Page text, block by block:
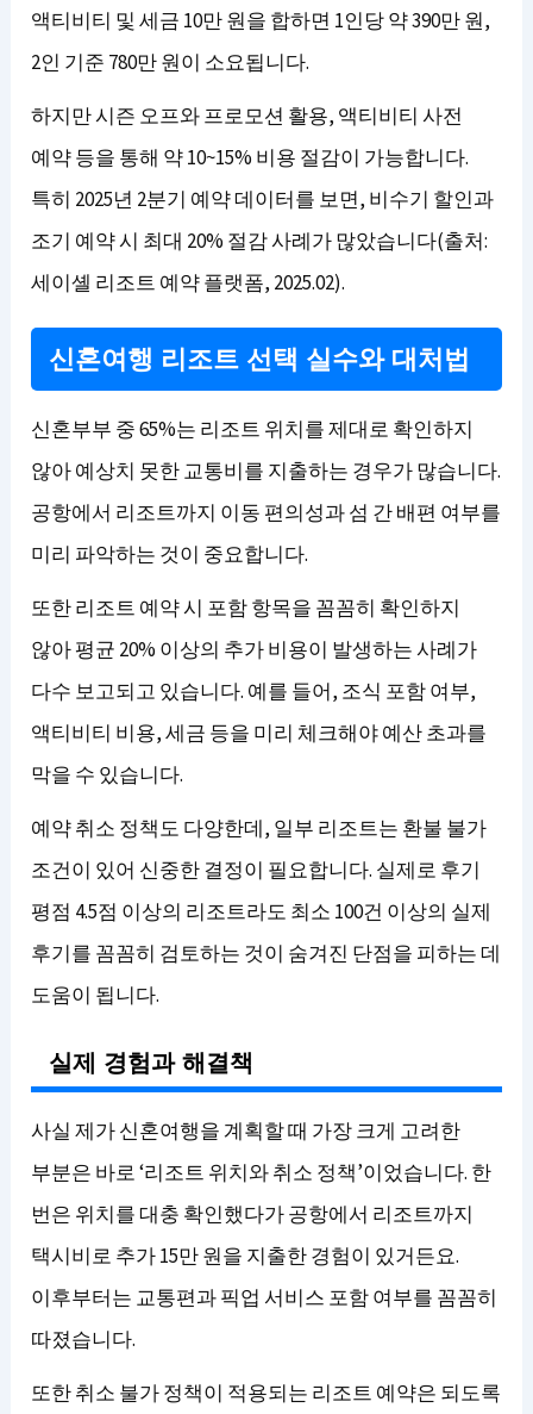
액티비티 및 세금 10만 원을 합하면 1인당 약 390만 원,
2인 기준 780만 원이 소요됩니다.
하지만 시즌 오프와 프로모션 활용, 액티비티 사전
예약 등을 통해 약 10~15% 비용 절감이 가능합니다.
특히 2025년 2분기 예약 데이터를 보면, 비수기 할인과
조기 예약 시 최대 20% 절감 사례가 많았습니다(출처:
세이셸 리조트 예약 플랫폼, 2025.02).
신혼여행 리조트 선택 실수와 대처법
신혼부부 중 65%는 리조트 위치를 제대로 확인하지
않아 예상치 못한 교통비를 지출하는 경우가 많습니다.
공항에서 리조트까지 이동 편의성과 섬 간 배편 여부를
미리 파악하는 것이 중요합니다.
또한 리조트 예약 시 포함 항목을 꼼꼼히 확인하지
않아 평균 20% 이상의 추가 비용이 발생하는 사례가
다수 보고되고 있습니다. 예를 들어, 조식 포함 여부,
액티비티 비용, 세금 등을 미리 체크해야 예산 초과를
막을 수 있습니다.
예약 취소 정책도 다양한데, 일부 리조트는 환불 불가
조건이 있어 신중한 결정이 필요합니다. 실제로 후기
평점 4.5점 이상의 리조트라도 최소 100건 이상의 실제
후기를 꼼꼼히 검토하는 것이 숨겨진 단점을 피하는 데
도움이 됩니다.
실제 경험과 해결책
사실 제가 신혼여행을 계획할 때 가장 크게 고려한
부분은 바로 ‘리조트 위치와 취소 정책’이었습니다. 한
번은 위치를 대충 확인했다가 공항에서 리조트까지
택시비로 추가 15만 원을 지출한 경험이 있거든요.
이후부터는 교통편과 픽업 서비스 포함 여부를 꼼꼼히
따졌습니다.
또한 취소 불가 정책이 적용되는 리조트 예약은 되도록